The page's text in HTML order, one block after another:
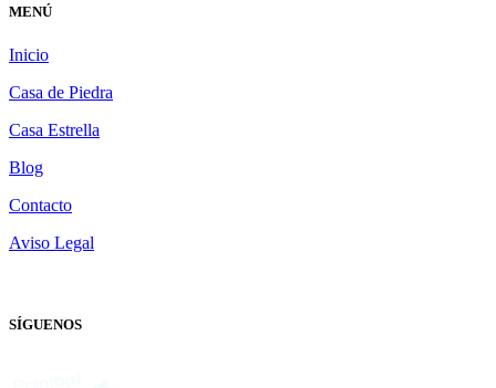
MENÚ
Inicio
Casa de Piedra
Casa Estrella
Blog
Contacto
Aviso Legal
SÍGUENOS